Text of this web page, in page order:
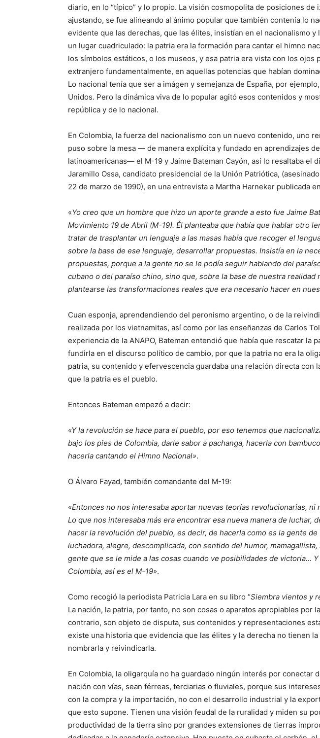
diario, en lo “típico” y lo propio. La visión cosmopolita de posiciones de
ajustando, se fue alineando al ánimo popular que también contenía lo
evidente que las derechas, que las élites, insistían en el nacionalismo
un lugar cuadriculado: la patria era la formación para cantar el himno
los símbolos estáticos, o los museos, y esa patria era vista con los ojos
extranjero fundamentalmente, en aquellas potencias que habían
Lo nacional tenía que ser a imágen y semejanza de España, por
Unidos. Pero la dinámica viva de lo popular agitó esos contenidos y
república y de lo nacional.
En Colombia, la fuerza del nacionalismo con un nuevo contenido, uno
puso sobre la mesa — de manera explícita y fundado en aprendizajes
latinoamericanas— el M-19 y Jaime Bateman Cayón, así lo resaltaba el
Jaramillo Ossa, candidato presidencial de la Unión Patriótica,
22 de marzo de 1990), en una entrevista a Martha Harneker publicada
«Yo creo que un hombre que hizo un aporte grande a esto fue Jaime
Movimiento 19 de Abril (M-19). Él planteaba que había que hablar otro
tratar de trasplantar un lenguaje a las masas había que recoger el
sobre la base de ese lenguaje, desarrollar propuestas. Insistía en la
propuestas, porque a la gente no se le podía seguir hablando del
cubano o del paraíso chino, sino que, sobre la base de nuestra realidad
plantearse las transformaciones reales que era necesario hacer en
Cuan esponja, aprendendiendo del peronismo argentino, o de la
realizada por los vietnamitas, así como por las enseñanzas de Carlos
experiencia de la ANAPO, Bateman entendió que había que rescatar la
fundirla en el discurso político de cambio, por que la patria no era la
patria, su contenido y efervescencia guardaba una relación directa con
que la patria es el pueblo.
Entonces Bateman empezó a decir:
«Y la revolución se hace para el pueblo, por eso tenemos que
bajo los pies de Colombia, darle sabor a pachanga, hacerla con
hacerla cantando el Himno Nacional».
O Álvaro Fayad, también comandante del M-19:
«Entonces no nos interesaba aportar nuevas teorías revolucionarias, ni
Lo que nos interesaba más era encontrar esa nueva manera de luchar,
hacer la revolución del pueblo, es decir, de hacerla como es la gente de
luchadora, alegre, descomplicada, con sentido del humor,
gente que se le mide a las cosas cuando ve posibilidades de victoria…
Colombia, así es el M-19».
Como recogió la periodista Patricia Lara en su libro “Siembra vientos y
La nación, la patria, por tanto, no son cosas o aparatos apropiables por
contrario, son objeto de disputa, sus contenidos y representaciones
existe una historia que evidencia que las élites y la derecha no tienen
nombrarla y reivindicarla.
En Colombia, la oligarquía no ha guardado ningún interés por conectar
nación con vías, sean férreas, terciarias o fluviales, porque sus
con la compra y la importación, no con el desarrollo industrial y la
que esto supone. Tienen una visión feudal de la ruralidad y miden su
productividad de la tierra sino por grandes extensiones de tierras